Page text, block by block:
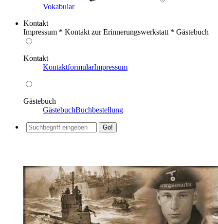
Vokabular
Kontakt
Impressum * Kontakt zur Erinnerungswerkstatt * Gästebuch
Kontakt
KontaktformularImpressum
Gästebuch
GästebuchBuchbestellung